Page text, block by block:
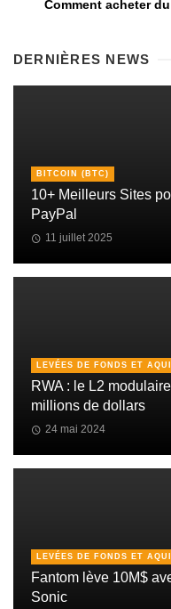
Comment acheter
DERNIÈRES NEWS
BITCOIN (BTC)
10+ Meilleurs Sites
PayPal
11 juillet 2025
LEVÉES DE FONDS ET
RWA : le L2
millions de dollars
24 mai 2024
LEVÉES DE FONDS ET
Fantom lève 10M$
Sonic